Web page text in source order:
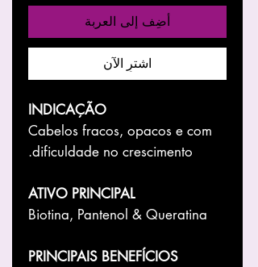
أضِف إلى العربة
اشترِ الآن
INDICAÇÃO
Cabelos fracos, opacos e com
dificuldade no crescimento.
ATIVO PRINCIPAL
Biotina, Pantenol & Queratina
PRINCIPAIS BENEFÍCIOS